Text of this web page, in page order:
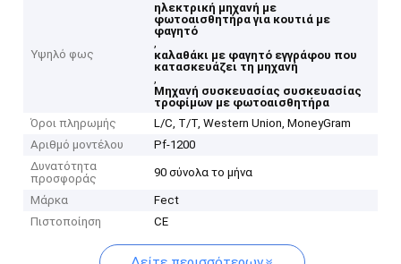
Υψηλό φως
ηλεκτρική μηχανή με
φωτοαισθητήρα για κουτιά με
φαγητό
,
καλαθάκι με φαγητό εγγράφου που
κατασκευάζει τη μηχανή
,
Μηχανή συσκευασίας συσκευασίας
τροφίμων με φωτοαισθητήρα
Όροι πληρωμής
L/C, T/T, Western Union, MoneyGram
Αριθμό μοντέλου
Pf-1200
Δυνατότητα
προσφοράς
90 σύνολα το μήνα
Μάρκα
Fect
Πιστοποίηση
CE